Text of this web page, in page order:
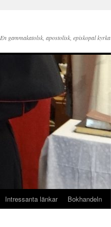
En gammakatolsk, apostolisk, episkopal kyrka
Intressanta länkar Bokhandeln